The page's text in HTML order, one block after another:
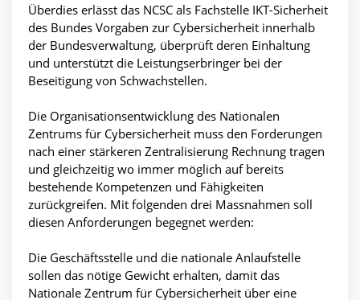
Überdies erlässt das NCSC als Fachstelle IKT-Sicherheit
des Bundes Vorgaben zur Cybersicherheit innerhalb
der Bundesverwaltung, überprüft deren Einhaltung
und unterstützt die Leistungserbringer bei der
Beseitigung von Schwachstellen.
Die Organisationsentwicklung des Nationalen
Zentrums für Cybersicherheit muss den Forderungen
nach einer stärkeren Zentralisierung Rechnung tragen
und gleichzeitig wo immer möglich auf bereits
bestehende Kompetenzen und Fähigkeiten
zurückgreifen. Mit folgenden drei Massnahmen soll
diesen Anforderungen begegnet werden:
Die Geschäftsstelle und die nationale Anlaufstelle
sollen das nötige Gewicht erhalten, damit das
Nationale Zentrum für Cybersicherheit über eine